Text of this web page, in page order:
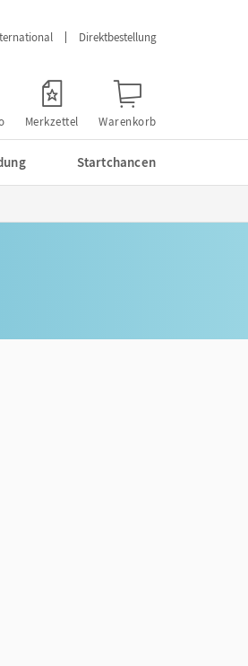
Direktbestellung
Merkzettel Warenkorb
Startchancen